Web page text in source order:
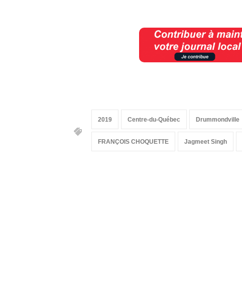
2019 Centre-du-Québec Drummondville
FRANÇOIS CHOQUETTE Jagmeet Singh